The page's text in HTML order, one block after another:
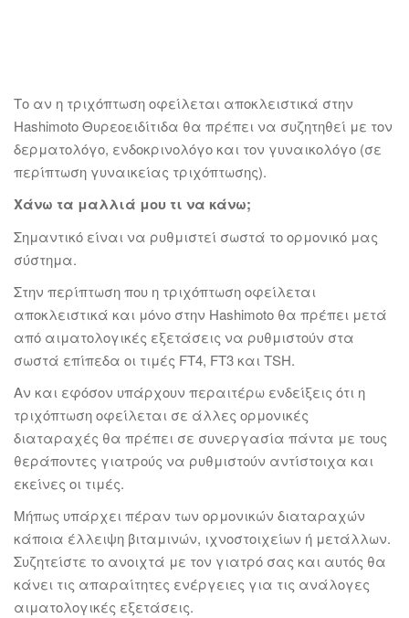
Το αν η τριχόπτωση οφείλεται αποκλειστικά στην
Hashimoto Θυρεοειδίτιδα θα πρέπει να συζητηθεί με τον
δερματολόγο, ενδοκρινολόγο και τον γυναικολόγο (σε
περίπτωση γυναικείας τριχόπτωσης).
Χάνω τα μαλλιά μου τι να κάνω;
Σημαντικό είναι να ρυθμιστεί σωστά το ορμονικό μας
σύστημα.
Στην περίπτωση που η τριχόπτωση οφείλεται
αποκλειστικά και μόνο στην Hashimoto θα πρέπει μετά
από αιματολογικές εξετάσεις να ρυθμιστούν στα
σωστά επίπεδα οι τιμές FT4, FT3 και TSH.
Αν και εφόσον υπάρχουν περαιτέρω ενδείξεις ότι η
τριχόπτωση οφείλεται σε άλλες ορμονικές
διαταραχές θα πρέπει σε συνεργασία πάντα με τους
θεράποντες γιατρούς να ρυθμιστούν αντίστοιχα και
εκείνες οι τιμές.
Μήπως υπάρχει πέραν των ορμονικών διαταραχών
κάποια έλλειψη βιταμινών, ιχνοστοιχείων ή μετάλλων.
Συζητείστε το ανοιχτά με τον γιατρό σας και αυτός θα
κάνει τις απαραίτητες ενέργειες για τις ανάλογες
αιματολογικές εξετάσεις.